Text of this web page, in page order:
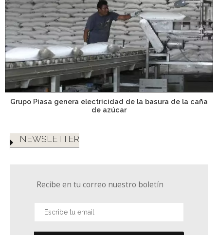
Grupo Piasa genera electricidad de la basura de la caña
de azúcar
NEWSLETTER
Recibe en tu correo nuestro boletín